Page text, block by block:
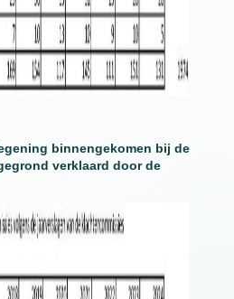
binnengekomen bij de
verklaard door de